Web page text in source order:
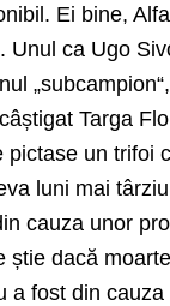
Ei bine,
Unul ca Ugo
Targa
pictase un trifoi
luni mai
cauza unor
știe dacă
a fost din